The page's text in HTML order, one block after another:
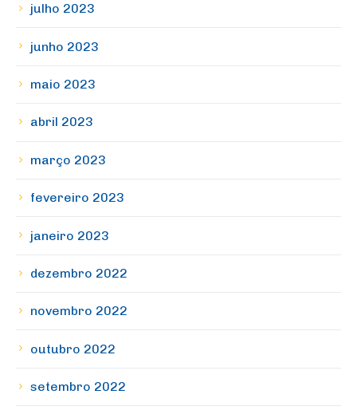
julho 2023
junho 2023
maio 2023
abril 2023
março 2023
fevereiro 2023
janeiro 2023
dezembro 2022
novembro 2022
outubro 2022
setembro 2022